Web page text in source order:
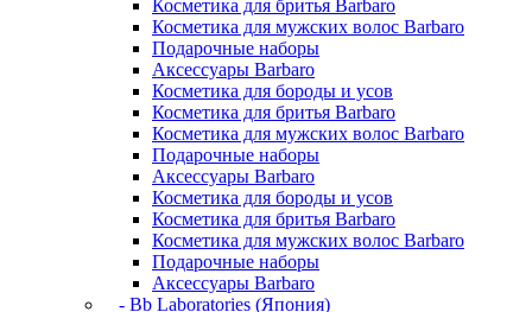
Косметика для бритья Barbaro
Косметика для мужских волос Barbaro
Подарочные наборы
Аксессуары Barbaro
Косметика для бороды и усов
Косметика для бритья Barbaro
Косметика для мужских волос Barbaro
Подарочные наборы
Аксессуары Barbaro
Косметика для бороды и усов
Косметика для бритья Barbaro
Косметика для мужских волос Barbaro
Подарочные наборы
Аксессуары Barbaro
- Bb Laboratories (Япония)